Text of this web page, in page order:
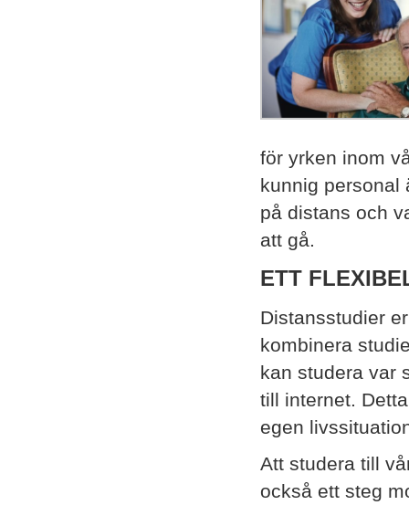
för yrken inom
kunnig personal
på distans och
att gå.
ETT
Distansstudier
kombinera
kan studera var
till internet.
egen
Att studera till
också ett steg